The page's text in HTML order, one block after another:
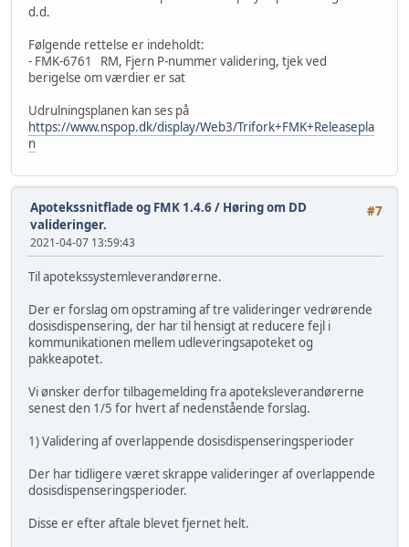
d.d.
Følgende rettelse er indeholdt:
- FMK-6761 RM, Fjern P-nummer validering, tjek ved
berigelse om værdier er sat
Udrulningsplanen kan ses på
https://www.nspop.dk/display/Web3/Trifork+FMK+Releasepla
n
#7
Apotekssnitflade og FMK 1.4.6/ Høring om DD
valideringer.
2021-04-07 13:59:43
Til apotekssystemleverandørerne.
Der er forslag om opstraming af tre valideringer vedrørende
dosisdispensering, der har til hensigt at reducere fejl i
kommunikationen mellem udleveringsapoteket og
pakkeapotet.
Vi ønsker derfor tilbagemelding fra apoteksleverandørerne
senest den 1/5 for hvert af nedenstående forslag.
1) Validering af overlappende dosisdispenseringsperioder
Der har tidligere været skrappe valideringer af overlappende
dosisdispenseringsperioder.
Disse er efter aftale blevet fjernet helt.